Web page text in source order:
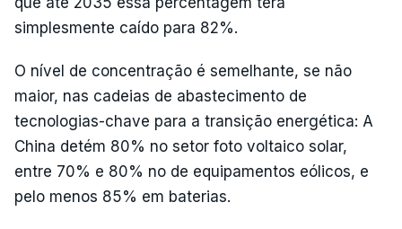
simplesmente caído para 82%.
O nível de concentração é semelhante, se não
maior, nas cadeias de abastecimento de
tecnologias-chave para a transição energética: A
China detém 80% no setor foto voltaico solar,
entre 70% e 80% no de equipamentos eólicos, e
pelo menos 85% em baterias.